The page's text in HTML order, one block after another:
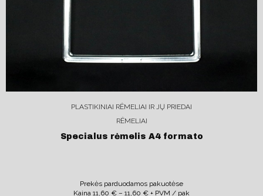
PLASTIKINIAI RĖMELIAI IR JŲ PRIEDAI
RĖMELIAI
Specialus rėmelis A4 formato
Prekės parduodamos pakuotėse
Kaina 11,60 € – 11,60 € + PVM / pak